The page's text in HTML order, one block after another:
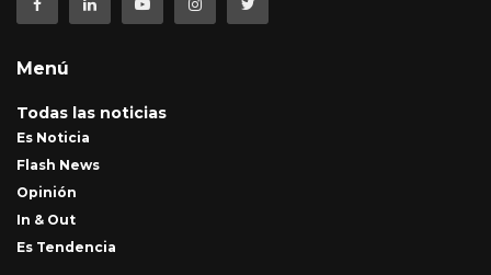
Menú
Todas las noticias
Es Noticia
Flash News
Opinión
In & Out
Es Tendencia